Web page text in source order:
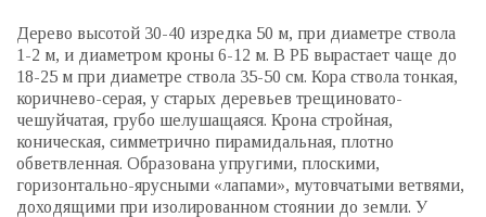
Дерево высотой 30-40 изредка 50 м, при диаметре ствола
1-2 м, и диаметром кроны 6-12 м. В РБ вырастает чаще до
18-25 м при диаметре ствола 35-50 см. Кора ствола тонкая,
коричнево-серая, у старых деревьев трещиноватo-
чешуйчатая, грубо шелушащаяся. Крона стройная,
коническая, симметрично пирамидальная, плотно
обветвленная. Образована упругими, плоскими,
горизонтально-ярусными «лапами», мутовчатыми ветвями,
доходящими при изолированном стоянии до земли. У